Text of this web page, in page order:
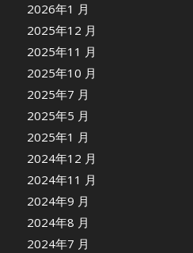
2026年1 月
2025年12 月
2025年11 月
2025年10 月
2025年7 月
2025年5 月
2025年1 月
2024年12 月
2024年11 月
2024年9 月
2024年8 月
2024年7 月